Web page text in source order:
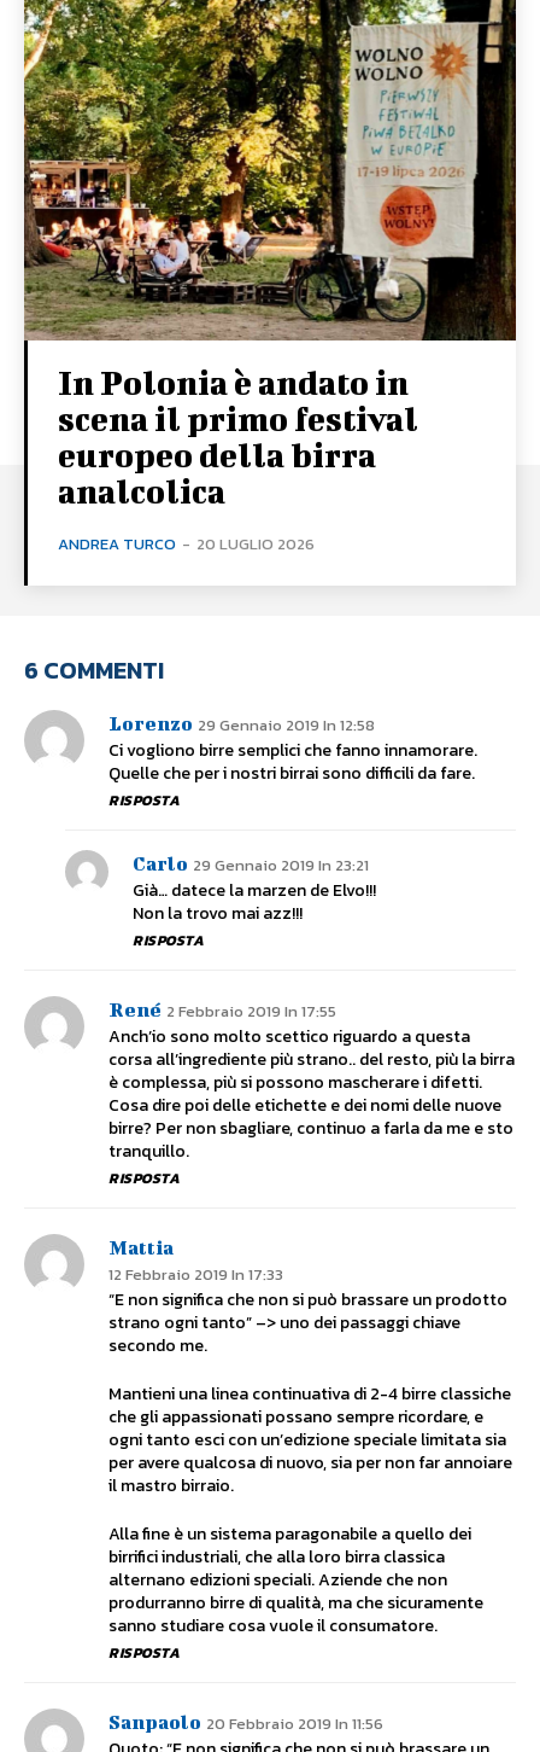
In Polonia è andato in
scena il primo festival
europeo della birra
analcolica
ANDREA TURCO - 20 LUGLIO 2026
6 COMMENTI
Lorenzo 29 Gennaio 2019 In 12:58
Ci vogliono birre semplici che fanno innamorare.
Quelle che per i nostri birrai sono difficili da fare.
RISPOSTA
Carlo 29 Gennaio 2019 In 23:21
Già… datece la marzen de Elvo!!!
Non la trovo mai azz!!!
RISPOSTA
René 2 Febbraio 2019 In 17:55
Anch’io sono molto scettico riguardo a questa
corsa all’ingrediente più strano.. del resto, più la birra
è complessa, più si possono mascherare i difetti.
Cosa dire poi delle etichette e dei nomi delle nuove
birre? Per non sbagliare, continuo a farla da me e sto
tranquillo.
RISPOSTA
Mattia
12 Febbraio 2019 In 17:33
“E non significa che non si può brassare un prodotto
strano ogni tanto” –> uno dei passaggi chiave
secondo me.
Mantieni una linea continuativa di 2-4 birre classiche
che gli appassionati possano sempre ricordare, e
ogni tanto esci con un’edizione speciale limitata sia
per avere qualcosa di nuovo, sia per non far annoiare
il mastro birraio.
Alla fine è un sistema paragonabile a quello dei
birrifici industriali, che alla loro birra classica
alternano edizioni speciali. Aziende che non
produrranno birre di qualità, ma che sicuramente
sanno studiare cosa vuole il consumatore.
RISPOSTA
Sanpaolo 20 Febbraio 2019 In 11:56